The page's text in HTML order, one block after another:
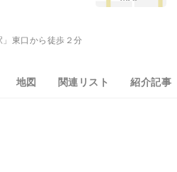
東口から徒歩２分
地図 関連リスト 紹介記事